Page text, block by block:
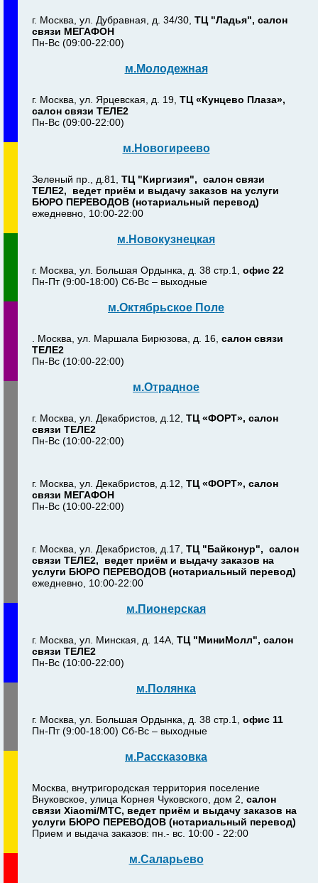
г. Москва, ул. Дубравная, д. 34/30, ТЦ "Ладья", салон
связи МЕГАФОН
Пн-Вс (09:00-22:00)
м.Молодежная
г. Москва, ул. Ярцевская, д. 19, ТЦ «Кунцево Плаза»,
салон связи ТЕЛЕ2
Пн-Вс (09:00-22:00)
м.Новогиреево
Зеленый пр., д.81, ТЦ "Киргизия", салон связи
ТЕЛЕ2, ведет приём и выдачу заказов на услуги
БЮРО ПЕРЕВОДОВ (нотариальный перевод)
ежедневно, 10:00-22:00
м.Новокузнецкая
г. Москва, ул. Большая Ордынка, д. 38 стр.1, офис 22
Пн-Пт (9:00-18:00) Сб-Вс – выходные
м.Октябрьское Поле
. Москва, ул. Маршала Бирюзова, д. 16, салон связи
ТЕЛЕ2
Пн-Вс (10:00-22:00)
м.Отрадное
г. Москва, ул. Декабристов, д.12, ТЦ «ФОРТ», салон
связи ТЕЛЕ2
Пн-Вс (10:00-22:00)
г. Москва, ул. Декабристов, д.12, ТЦ «ФОРТ», салон
связи МЕГАФОН
Пн-Вс (10:00-22:00)
г. Москва, ул. Декабристов, д.17, ТЦ "Байконур", салон
связи ТЕЛЕ2, ведет приём и выдачу заказов на
услуги БЮРО ПЕРЕВОДОВ (нотариальный перевод)
ежедневно, 10:00-22:00
м.Пионерская
г. Москва, ул. Минская, д. 14А, ТЦ "МиниМолл", салон
связи ТЕЛЕ2
Пн-Вс (10:00-22:00)
м.Полянка
г. Москва, ул. Большая Ордынка, д. 38 стр.1, офис 11
Пн-Пт (9:00-18:00) Сб-Вс – выходные
м.Рассказовка
Москва, внутригородская территория поселение
Внуковское, улица Корнея Чуковского, дом 2, салон
связи Xiaomi/МТС, ведет приём и выдачу заказов на
услуги БЮРО ПЕРЕВОДОВ (нотариальный перевод)
Прием и выдача заказов: пн.- вс. 10:00 - 22:00
м.Саларьево